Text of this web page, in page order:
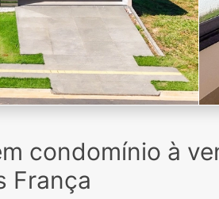
condomínio à
França